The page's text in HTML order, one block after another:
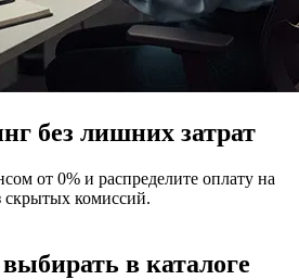
без лишних затрат
от 0% и распределите оплату на
комиссий.
в каталоге